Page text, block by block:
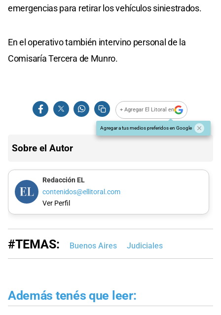
emergencias para retirar los vehículos siniestrados.
En el operativo también intervino personal de la
Comisaría Tercera de Munro.
+ Agregar El Litoral en
Agregar a tus medios preferidos en Google
Sobre el Autor
Redacción EL
contenidos@ellitoral.com
Ver Perfil
#TEMAS: Buenos Aires Judiciales
Además tenés que leer: